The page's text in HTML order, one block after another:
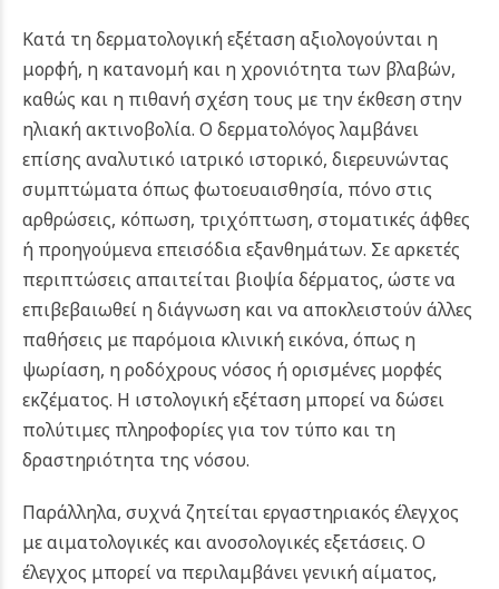
Κατά τη δερματολογική εξέταση αξιολογούνται η
μορφή, η κατανομή και η χρονιότητα των βλαβών,
καθώς και η πιθανή σχέση τους με την έκθεση στην
ηλιακή ακτινοβολία. Ο δερματολόγος λαμβάνει
επίσης αναλυτικό ιατρικό ιστορικό, διερευνώντας
συμπτώματα όπως φωτοευαισθησία, πόνο στις
αρθρώσεις, κόπωση, τριχόπτωση, στοματικές άφθες
ή προηγούμενα επεισόδια εξανθημάτων. Σε αρκετές
περιπτώσεις απαιτείται βιοψία δέρματος, ώστε να
επιβεβαιωθεί η διάγνωση και να αποκλειστούν άλλες
παθήσεις με παρόμοια κλινική εικόνα, όπως η
ψωρίαση, η ροδόχρους νόσος ή ορισμένες μορφές
εκζέματος. Η ιστολογική εξέταση μπορεί να δώσει
πολύτιμες πληροφορίες για τον τύπο και τη
δραστηριότητα της νόσου.
Παράλληλα, συχνά ζητείται εργαστηριακός έλεγχος
με αιματολογικές και ανοσολογικές εξετάσεις. Ο
έλεγχος μπορεί να περιλαμβάνει γενική αίματος,